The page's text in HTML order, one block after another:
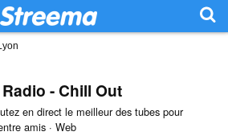
- Chill Out
en direct le meilleur des tubes pour
amis · Web